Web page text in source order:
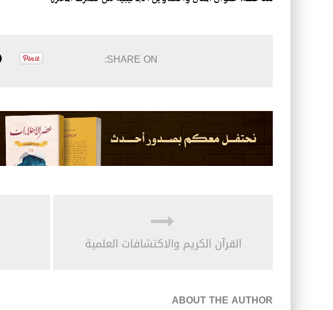
SHARE ON:
القرآن الكريم والاكتشافات العلمية
ABOUT THE AUTHOR